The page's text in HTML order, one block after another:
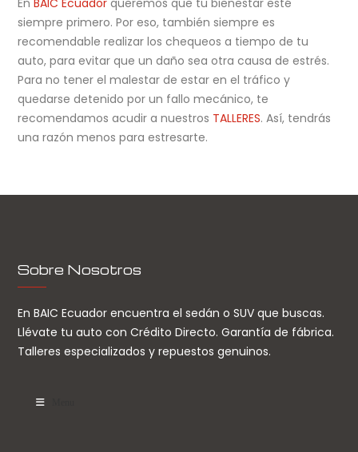
EnBAIC Ecuador queremos que tu bienestar esté
siempre primero. Por eso, también siempre es
recomendable realizar los chequeos a tiempo de tu
auto, para evitar que un daño sea otra causa de estrés.
Para no tener el malestar de estar en el tráfico y
quedarse detenido por un fallo mecánico, te
recomendamos acudir a nuestros TALLERES. Así, tendrás
una razón menos para estresarte.
Sobre Nosotros
En BAIC Ecuador encuentra el sedán o SUV que buscas.
Llévate tu auto con Crédito Directo. Garantía de fábrica.
Talleres especializados y repuestos genuinos.